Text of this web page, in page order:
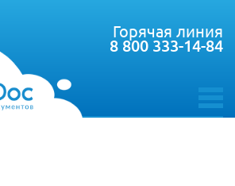
toggle
Горячая линия
8 800 333-14-84